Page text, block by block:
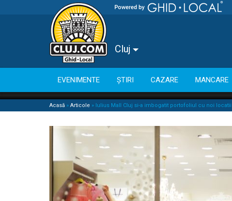
Cluj
EVENIMENTE ȘTIRI CAZARE MANCARE
Acasă » Articole » Iulius Mall Cluj si-a imbogatit portofoliul cu noi locatii